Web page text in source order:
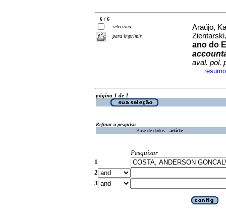
6 / 6
seleciona
para imprimir
Araújo,
ano do
aval. pol.
·
página 1 de 1
Refinar a pesquisa
Base de dados : article
Pesquisar
1
2
3